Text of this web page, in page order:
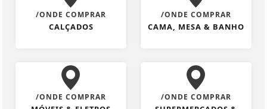
/ONDE COMPRAR
CALÇADOS
/ONDE COMPRAR
CAMA, MESA & BANHO
/ONDE COMPRAR /ONDE COMPRAR